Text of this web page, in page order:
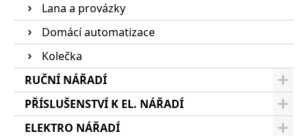
Lana a provázky
Domácí automatizace
Kolečka
RUČNÍ NÁŘADÍ
PŘÍSLUŠENSTVÍ K EL. NÁŘADÍ
ELEKTRO NÁŘADÍ